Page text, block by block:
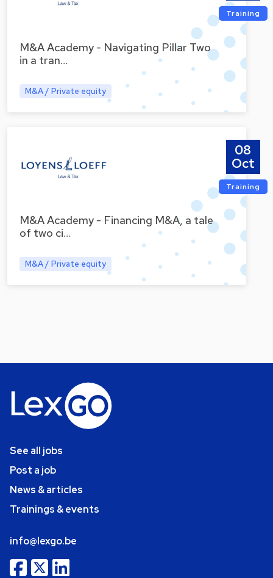
M&A Academy - Navigating Pillar Two
in a tran…
M&A / Private equity
Training
M&A Academy - Financing M&A, a tale
of two ci…
M&A / Private equity
08
Oct
Training
See all jobs
Post a job
News & articles
Trainings & events
info@lexgo.be